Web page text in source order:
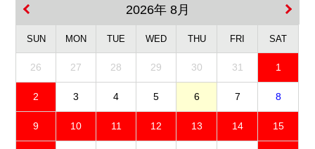
2026年 8月
SUN MON TUE WED THU FRI SAT
26 27 28 29 30 31 1
2 3 4 5 6 7 8
9 10 11 12 13 14 15